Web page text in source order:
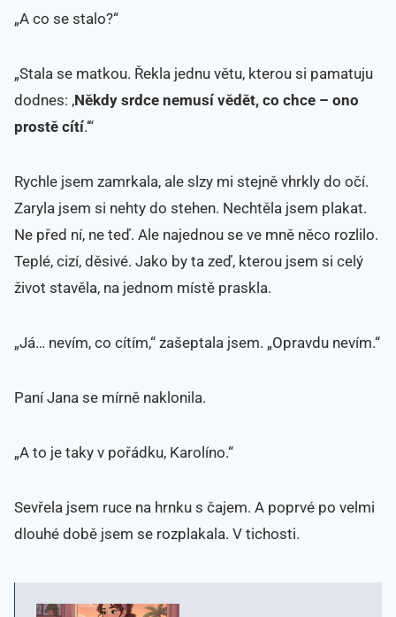
„A co se stalo?“
„Stala se matkou. Řekla jednu větu, kterou si pamatuju
dodnes: ‚Někdy srdce nemusí vědět, co chce – ono
prostě cítí.‘“
Rychle jsem zamrkala, ale slzy mi stejně vhrkly do očí.
Zaryla jsem si nehty do stehen. Nechtěla jsem plakat.
Ne před ní, ne teď. Ale najednou se ve mně něco rozlilo.
Teplé, cizí, děsivé. Jako by ta zeď, kterou jsem si celý
život stavěla, na jednom místě praskla.
„Já… nevím, co cítím,“ zašeptala jsem. „Opravdu nevím.“
Paní Jana se mírně naklonila.
„A to je taky v pořádku, Karolíno.“
Sevřela jsem ruce na hrnku s čajem. A poprvé po velmi
dlouhé době jsem se rozplakala. V tichosti.